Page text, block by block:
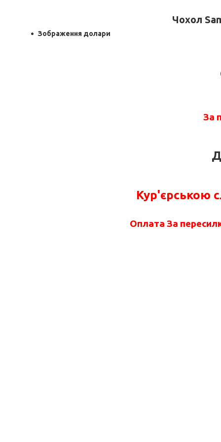
Чохол
Зображення долари
За
Кур'єрською
Оплата За